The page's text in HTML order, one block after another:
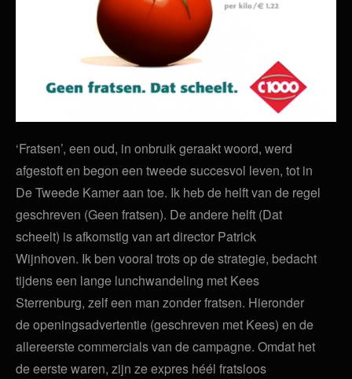
‘Fratsen’, een oud, in onbruik geraakt woord, werd
afgestoft en begon een tweede succesvol leven, tot in
De Tweede Kamer aan toe. Ik heb de helft van de regel
geschreven (Geen fratsen). De andere helft (Dat
scheelt) is afkomstig van art director Patrick
Wijnhoven. Ik ben vooral trots op de strategie, bedacht
tijdens een lange lunchwandeling met Kees
Sterrenburg, zelf een man zonder fratsen. Hieronder
de openingsadvertentie (geschreven met Kees) en de
allereerste commercials van de campagne. Omdat het
de eerste waren, zijn ze expres héél fratsloos